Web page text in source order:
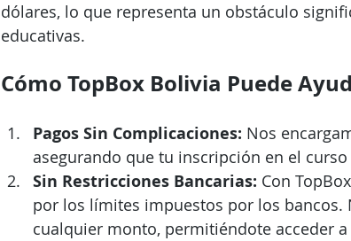
dólares, lo que representa un obstáculo
educativas.
Cómo TopBox Bolivia Puede
Pagos Sin Complicaciones: Nos
asegurando que tu inscripción en el
Sin Restricciones Bancarias: Con
por los límites impuestos por los
cualquier monto, permitiéndote acceder